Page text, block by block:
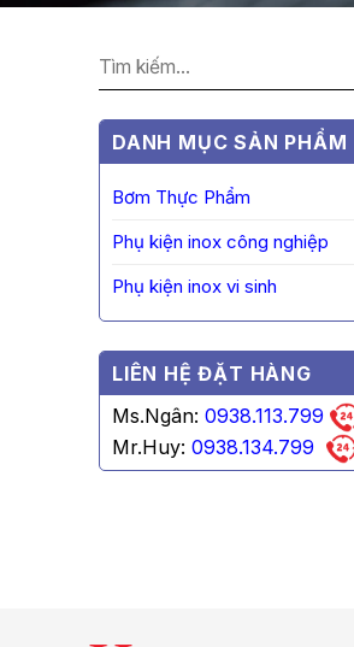
Tìm
DANH MỤC SẢN PHẨM
Bơm Thực Phẩm
Phụ kiện inox công nghiệp
Phụ kiện inox vi sinh
LIÊN HỆ ĐẶT HÀNG
Ms.Ngân: 0938.113.799
Mr.Huy: 0938.134.799